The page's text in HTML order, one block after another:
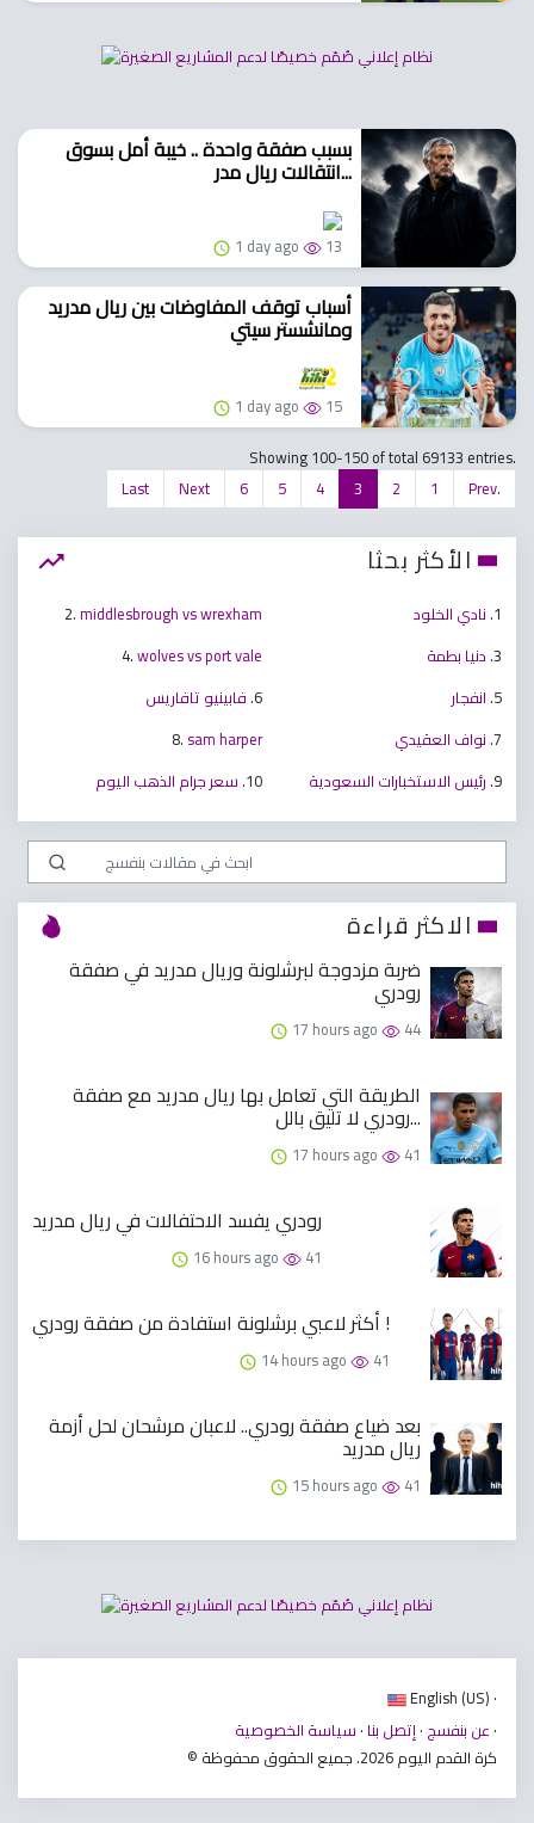
بسبب صفقة واحدة .. خيبة أمل بسوق
انتقالات ريال مدر...
1 day ago 13
أسباب توقف المفاوضات بين ريال مدريد
ومانشستر سيتي
1 day ago
15
Showing 100-150 of total 69133 entries.
Prev.
1
2
3
4
5
6
Next
Last
الأكثر بحثا
1. نادي الخلود 2.middlesbrough vs wrexham
3. دنيا بطمة 4.wolves vs port vale
5. انفجار 6. فابينيو تافاريس
7. نواف العقيدي 8. sam harper
9. رئيس الاستخبارات السعودية 10. سعر جرام الذهب اليوم
الاكثر قراءة
ضربة مزدوجة لبرشلونة وريال مدريد في صفقة
رودري
17 hours ago 44
الطريقة التي تعامل بها ريال مدريد مع صفقة
رودري لا تليق بالل...
17 hours ago 41
رودري يفسد الاحتفالات في ريال مدريد
16 hours ago 41
أكثر لاعبي برشلونة استفادة من صفقة رودري !
14 hours ago 41
بعد ضياع صفقة رودري.. لاعبان مرشحان لحل أزمة
ريال مدريد
15 hours ago 41
English (US) ·
عن بنفسج · إتصل بنا · سياسة الخصوصية
·
© كرة القدم اليوم 2026. جميع الحقوق محفوظة